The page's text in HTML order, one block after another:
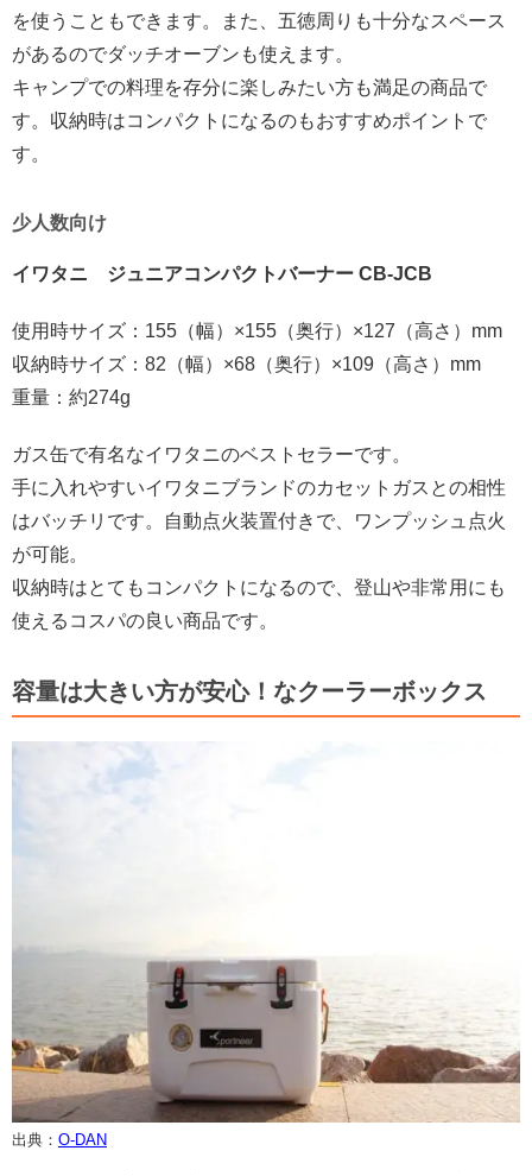
を使うこともできます。また、五徳周りも十分なスペース
があるのでダッチオーブンも使えます。
キャンプでの料理を存分に楽しみたい方も満足の商品で
す。収納時はコンパクトになるのもおすすめポイントで
す。
少人数向け
イワタニ ジュニアコンパクトバーナー CB-JCB
使用時サイズ：155（幅）×155（奥行）×127（高さ）mm
収納時サイズ：82（幅）×68（奥行）×109（高さ）mm
重量：約274g
ガス缶で有名なイワタニのベストセラーです。
手に入れやすいイワタニブランドのカセットガスとの相性
はバッチリです。自動点火装置付きで、ワンプッシュ点火
が可能。
収納時はとてもコンパクトになるので、登山や非常用にも
使えるコスパの良い商品です。
容量は大きい方が安心！なクーラーボックス
出典： O-DAN